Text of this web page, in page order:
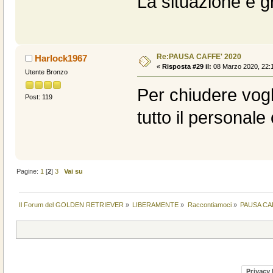
Harlock1967
Utente Bronzo
Post: 119
Re:PAUSA CAFFE' 2020
« Risposta #29 il: 08 Marzo 2020,
Per chiudere
tutto il personale
Pagine:1 [2]3 Vai su
Il Forum del GOLDEN RETRIEVER » LIBERAMENTE » Raccontiamoci» PAUSA